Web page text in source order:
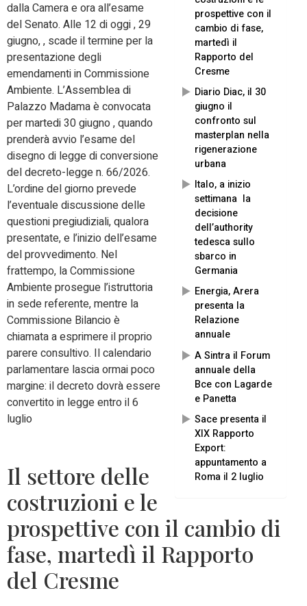
prospettive con il
cambio di fase,
martedì il
Rapporto del
Cresme
Diario Diac, il 30
giugno il
confronto sul
masterplan nella
rigenerazione
urbana
Italo, a inizio
settimana la
decisione
dell’authority
tedesca sullo
sbarco in
Germania
Energia, Arera
presenta la
Relazione
annuale
A Sintra il Forum
annuale della
Bce con Lagarde
e Panetta
Sace presenta il
XIX Rapporto
Export:
appuntamento a
Roma il 2 luglio
dalla Camera e ora all’esame
del Senato. Alle 12 di oggi , 29
giugno, , scade il termine per la
presentazione degli
emendamenti in Commissione
Ambiente. L’Assemblea di
Palazzo Madama è convocata
per martedi 30 giugno , quando
prenderà avvio l’esame del
disegno di legge di conversione
del decreto-legge n. 66/2026.
L’ordine del giorno prevede
l’eventuale discussione delle
questioni pregiudiziali, qualora
presentate, e l’inizio dell’esame
del provvedimento. Nel
frattempo, la Commissione
Ambiente prosegue l’istruttoria
in sede referente, mentre la
Commissione Bilancio è
chiamata a esprimere il proprio
parere consultivo. Il calendario
parlamentare lascia ormai poco
margine: il decreto dovrà essere
convertito in legge entro il 6
luglio
Il settore delle
costruzioni e le
prospettive con il cambio di
fase, martedì il Rapporto
del Cresme